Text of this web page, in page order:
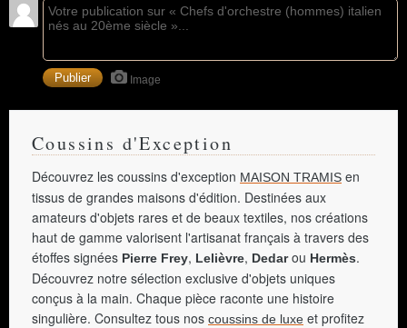
Image
Coussins d'Exception
Découvrez les coussins d'exception MAISON TRAMIS en
tissus de grandes maisons d'édition. Destinées aux
amateurs d'objets rares et de beaux textiles, nos créations
haut de gamme valorisent l'artisanat français à travers des
étoffes signées Pierre Frey, Lelièvre, Dedarou Hermès.
Découvrez notre sélection exclusive d'objets uniques
conçus à la main. Chaque pièce raconte une histoire
singulière. Consultez tous nos coussins de luxe et profitez